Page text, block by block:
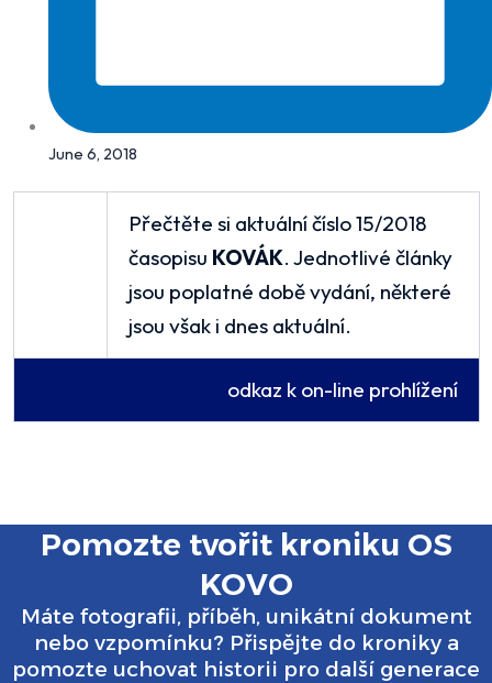
June 6, 2018
Přečtěte si aktuální číslo 15/2018
časopisu KOVÁK. Jednotlivé články
jsou poplatné době vydání, některé
jsou však i dnes aktuální.
odkaz k on-line prohlížení
Pomozte tvořit kroniku OS
KOVO
Máte fotografii, příběh, unikátní dokument
nebo vzpomínku? Přispějte do kroniky a
pomozte uchovat historii pro další generace